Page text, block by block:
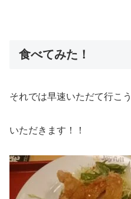
食べてみた！
それでは早速いただて行こ
いただきます！！